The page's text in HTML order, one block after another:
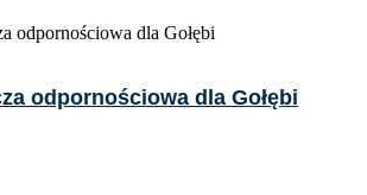
odpornościowa dla Gołębi